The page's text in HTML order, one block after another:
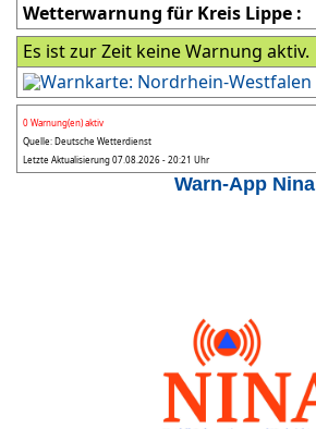
Wetterwarnung für Kreis Lippe :
Es ist zur Zeit keine Warnung aktiv.
0 Warnung(en) aktiv
Quelle: Deutsche Wetterdienst
Letzte Aktualisierung 07.08.2026 - 20:21 Uhr
Warn-App Nina